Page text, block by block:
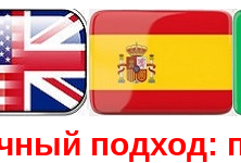
подход: